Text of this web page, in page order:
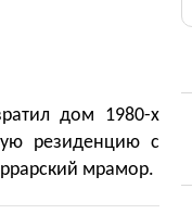
дом 1980-х
резиденцию с
мрамор.